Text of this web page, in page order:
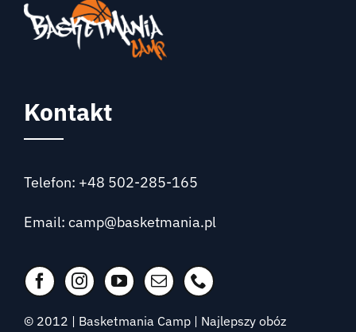
Kontakt
Telefon: +48 502-285-165
Email: camp@basketmania.pl
© 2012 | Basketmania Camp | Najlepszy obóz